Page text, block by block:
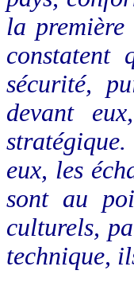
la
constatent
sécurité,
devant
eux, les
sont au
culturels,
technique,